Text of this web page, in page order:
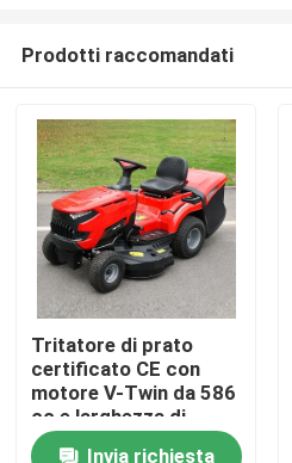
Casa.
Prodotti
Video
Prodotti raccomandati
Tritatore di prato
certificato CE con
motore V-Twin da 586
cc e larghezza di
taglio di 40,2 pollici
Invia richiesta